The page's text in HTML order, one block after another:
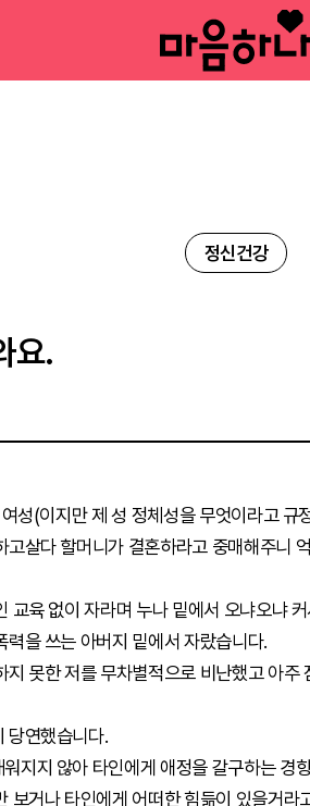
정신건강
요.
성(이지만 제 성 정체성을 무엇이라고 규
살다 할머니가 결혼하라고 중매해주니
교육 없이 자라며 누나 밑에서 오냐오냐
을 쓰는 아버지 밑에서 자랐습니다.
못한 저를 무차별적으로 비난했고 아
당연했습니다.
지지 않아 타인에게 애정을 갈구하는 경
보거나 타인에게 어떠한 힘듦이 있을거